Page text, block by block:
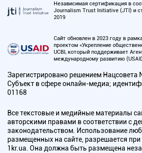
Независимая сертификация в
Journalism Trust Initiative (JTI) и
2019
Сайт обновлен в 2023 году в
проектом «Укрепление
UCBI, который поддерживает
международному развитию
Зарегистрировано решением Нацсовета
Субъект в сфере онлайн-медиа;
01168
Все текстовые и медийные материалы
авторскими правами в соответствии с
законодательством. Использование
размещенных на сайте, разрешается
1kr.ua. Она должна быть размещена